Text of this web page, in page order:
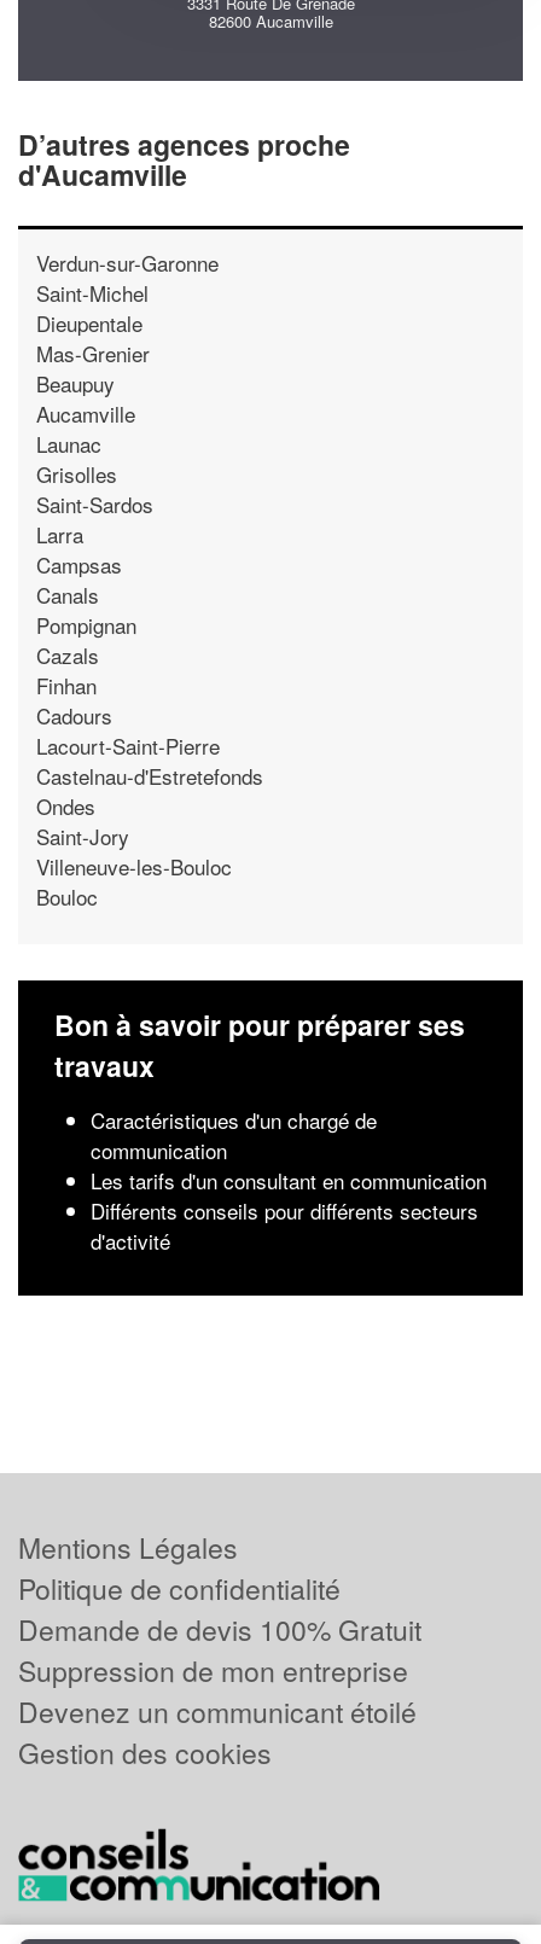
82600 Aucamville
D’autres agences proche
d'Aucamville
Verdun-sur-Garonne
Saint-Michel
Dieupentale
Mas-Grenier
Beaupuy
Aucamville
Launac
Grisolles
Saint-Sardos
Larra
Campsas
Canals
Pompignan
Cazals
Finhan
Cadours
Lacourt-Saint-Pierre
Castelnau-d'Estretefonds
Ondes
Saint-Jory
Villeneuve-les-Bouloc
Bouloc
Bon à savoir pour préparer ses
travaux
Caractéristiques d'un chargé de
communication
Les tarifs d'un consultant en communication
Différents conseils pour différents secteurs
d'activité
Mentions Légales
Politique de confidentialité
Demande de devis 100% Gratuit
Suppression de mon entreprise
Devenez un communicant étoilé
Gestion des cookies